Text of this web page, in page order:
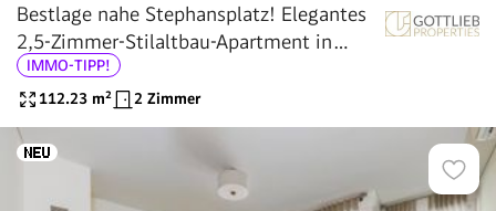
Bestlage nahe Stephansplatz! Elegantes
2,5-Zimmer-Stilaltbau-Apartment in
Renaissance-Gebäude in Stockwerks- und
Hofruhelage
IMMO-TIPP!
112.23 m² 2 Zimmer